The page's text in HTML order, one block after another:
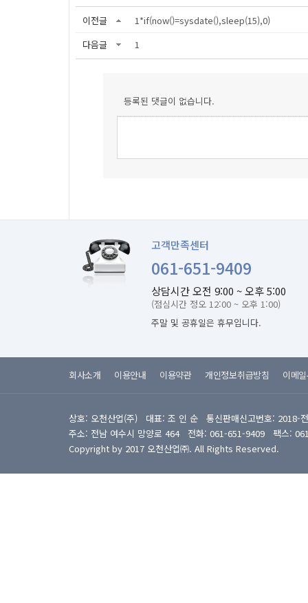
이전글
1*if(now()=sysdate(),sleep(15),0)
다음글
1
등록된 댓글이 없습니다.
고객만족센터
061-651-9409
상담시간 오전 9:00 ~ 오후 5:00
(점심시간 정오 12:00 ~ 오후 1:00)
주말 및 공휴일은 휴무입니다.
회사소개 이용안내 이용약관 개인정보취급방침 이메
상호: 오천산업(주) 대표: 조 인 순 통신판매신고번호: 2018-
주소: 전남 여수시 망양로 464 전화: 061-651-9409 팩스:
Copyright by 2017 오천산업㈜. All Rights Reserved.